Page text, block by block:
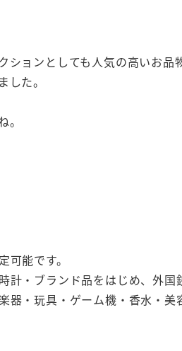
ションとしても人気の高いお品
た。
能です。
・ブランド品をはじめ、外
・玩具・ゲーム機・香水・美